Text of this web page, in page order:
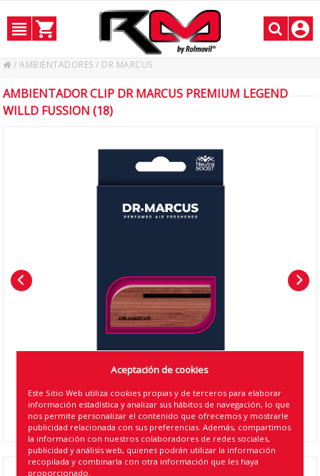
/AMBIENTADORES / DR MARCUS
AMBIENTADOR CLIP DR MARCUS PREMIUM LEGEND
WILLD FUSSION (18)
Aceptación de cookies
Este Sitio Web utiliza cookies propias y de terceros para elaborar
información estadística y analizar sus hábitos de navegación, lo que
nos permite personalizar el contenido que ofrecemos y mostrarle
publicidad relacionada con sus preferencias. Además, compartimos
la información con nuestros colaboradores de redes sociales,
publicidad y análisis web, quienes podrán utilizar la información
recopilada y combinarla con otra información que les haya
proporcionado.